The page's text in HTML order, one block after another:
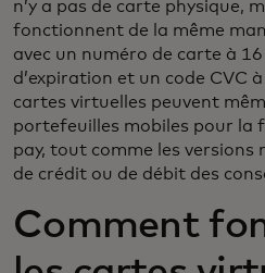
n’y a pas de carte physique,
fonctionnent de la même
avec un numéro de carte à
d’expiration et un code CVC
cartes virtuelles peuvent
portefeuilles mobiles pour
pay, tout comme les versions
de crédit ou de débit des
Comment